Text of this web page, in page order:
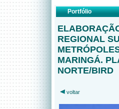
Portfólio
REGIONAL
MARINGÁ.
NORTE/BIRD
voltar